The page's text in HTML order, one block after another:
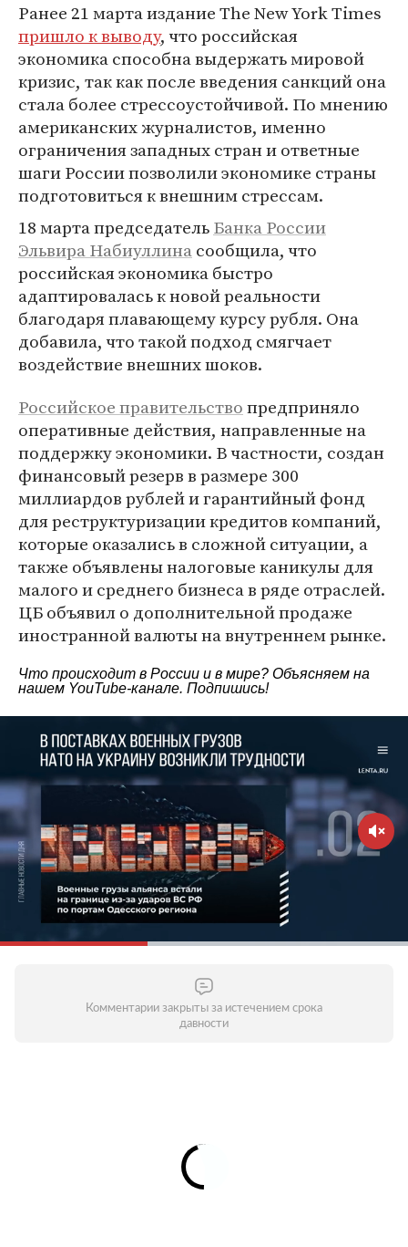
Ранее 21 марта издание The New York Times
пришло к выводу, что российская
экономика способна выдержать мировой
кризис, так как после введения санкций она
стала более стрессоустойчивой. По мнению
американских журналистов, именно
ограничения западных стран и ответные
шаги России позволили экономике страны
подготовиться к внешним стрессам.
18 марта председательБанка России
Эльвира Набиуллинасообщила, что
российская экономика быстро
адаптировалась к новой реальности
благодаря плавающему курсу рубля. Она
добавила, что такой подход смягчает
воздействие внешних шоков.
Российское правительствопредприняло
оперативные действия, направленные на
поддержку экономики. В частности, создан
финансовый резерв в размере 300
миллиардов рублей и гарантийный фонд
для реструктуризации кредитов компаний,
которые оказались в сложной ситуации, а
также объявлены налоговые каникулы для
малого и среднего бизнеса в ряде отраслей.
ЦБ объявил о дополнительной продаже
иностранной валюты на внутреннем рынке.
Что происходит в России и в мире? Объясняем на
нашем YouTube-канале. Подпишись!
Комментарии закрыты за истечением срока
давности